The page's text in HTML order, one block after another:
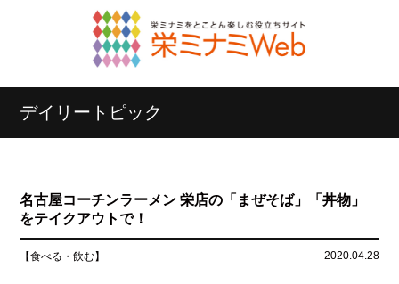
デイリートピック
名古屋コーチンラーメン 栄店の「まぜそば」「丼物」
をテイクアウトで！
【食べる・飲む】 2020.04.28